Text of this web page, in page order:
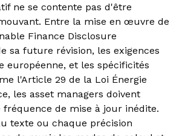
ne se contente pas d'être
Entre la mise en œuvre de
Finance Disclosure
sa future révision, les exigences
européenne, et les spécificités
l'Article 29 de la Loi Énergie
les asset managers doivent
fréquence de mise à jour inédite.
texte ou chaque précision